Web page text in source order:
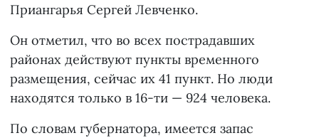
Приангарья Сергей Левченко.
Он отметил, что во всех пострадавших
районах действуют пункты временного
размещения, сейчас их 41 пункт. Но люди
находятся только в 16-ти — 924 человека.
По словам губернатора, имеется запас